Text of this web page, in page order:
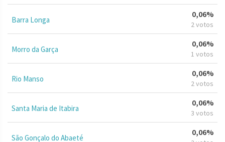
Barra Longa
0,06%
2 votos
Morro da Garça
0,06%
1 votos
Rio Manso
0,06%
2 votos
Santa Maria de Itabira
0,06%
3 votos
São Gonçalo do Abaeté
0,06%